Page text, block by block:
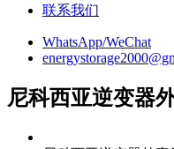
联系我们
WhatsApp/WeChat
尼科西亚逆变器